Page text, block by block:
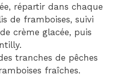
répartir dans chaque
de framboises, suivi
crème glacée, puis
tranches de pêches
fraîches.